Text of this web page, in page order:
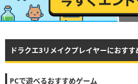
ドラクエ3リメイクプレイヤーにおすす
PCで遊べるおすすめゲーム